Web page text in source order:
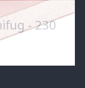
- 230